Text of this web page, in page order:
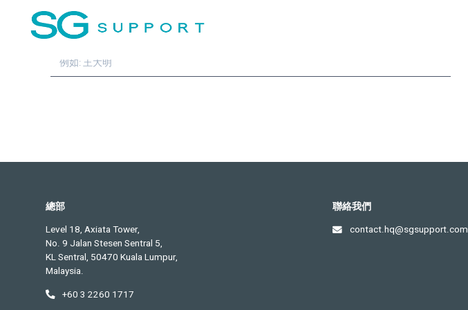
訂閱並且收到我們的
姓名
總部
Level 18, Axiata Tower,
No. 9 Jalan Stesen Sentral 5,
KL Sentral, 50470 Kuala Lumpur,
Malaysia.
+60 3 2260 1717
聯絡我們
contact.hq@sgsupport.com